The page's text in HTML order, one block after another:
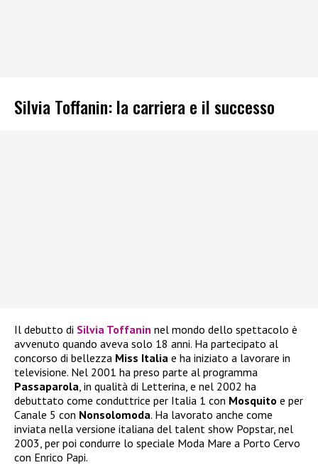
Silvia Toffanin: la carriera e il successo
Il debutto di Silvia Toffanin nel mondo dello spettacolo è
avvenuto quando aveva solo 18 anni. Ha partecipato al
concorso di bellezza Miss Italia e ha iniziato a lavorare in
televisione. Nel 2001 ha preso parte al programma
Passaparola , in qualità di Letterina, e nel 2002 ha
debuttato come conduttrice per Italia 1 con Mosquito e per
Canale 5 con Nonsolomoda. Ha lavorato anche come
inviata nella versione italiana del talent show Popstar, nel
2003, per poi condurre lo speciale Moda Mare a Porto Cervo
con Enrico Papi.